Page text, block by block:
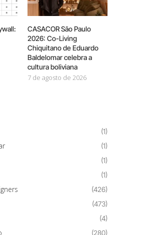
CASACOR São Paulo
2026: Co-Living
Chiquitano de Eduardo
Baldelomar celebra a
cultura boliviana
7 de agosto de 2026
(1)
(1)
(1)
(1)
(426)
(473)
(4)
(280)